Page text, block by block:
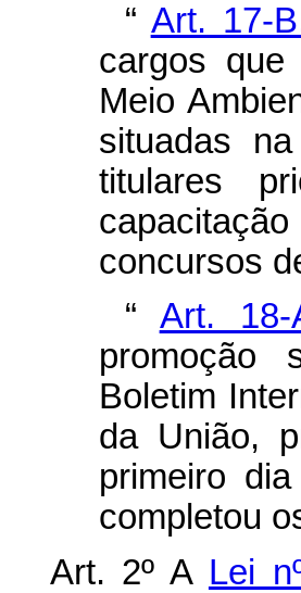
“ Art. 17-
cargos
Meio
situadas
titulares
concursos
“ Art. 18-
promoção
Boletim
da União,
primeiro
completou
Art. 2º A Lei